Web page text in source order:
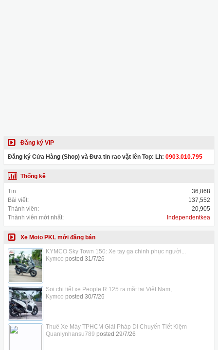
Đăng ký VIP
Đăng ký Cửa Hàng (Shop) và Đưa tin rao vặt lên Top: Lh: 0903.010.795
Thống kê
Tin:
36,868
Bài viết:
137,552
Thành viên:
20,905
Thành viên mới nhất:
Independentkea
Xe Moto PKL mới đăng bán
KYMCO Sky Town 150: Xe tay ga chinh phục người...
Kymco posted 31/7/26
Soi chi tiết xe People R 125 ra mắt tại Việt Nam,...
Kymco posted 30/7/26
Thuê Xe Máy TPHCM Giải Pháp Di Chuyển Tiết Kiệm
Quanlynhansu789 posted 29/7/26